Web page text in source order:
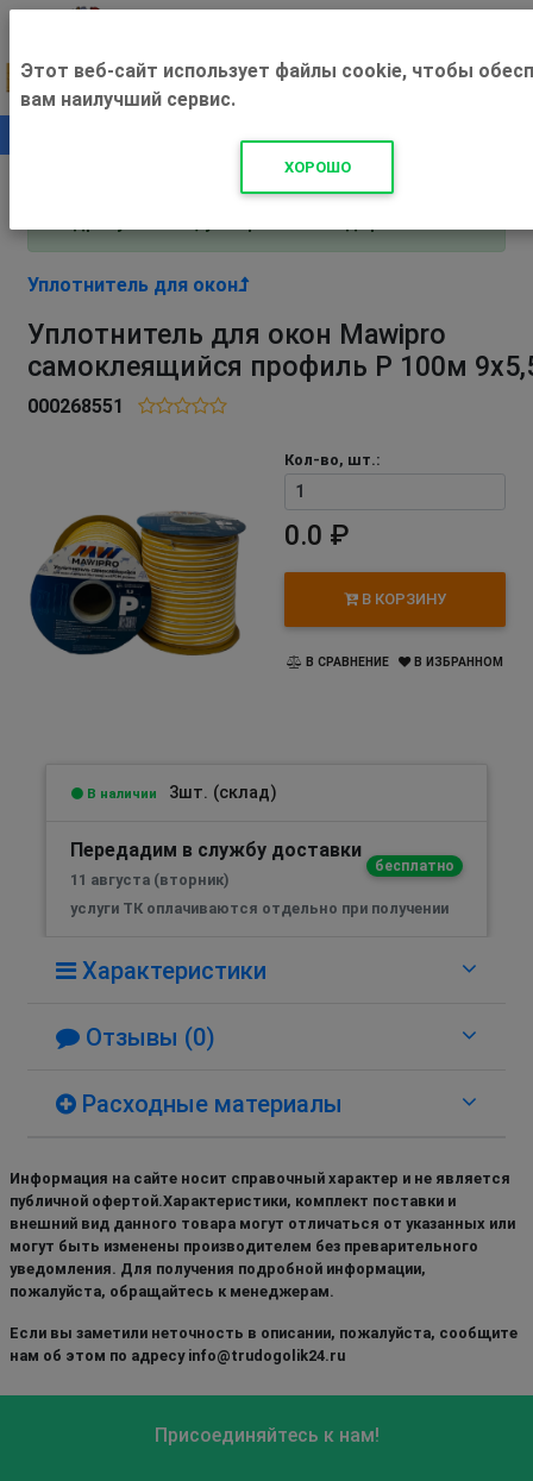
+500 ₽
Внимание! С 3 августа магазин работает по
Уплотнитель для окон
Уплотнитель для окон Mawipro
самоклеящийся профиль Р 100м
000268551
Кол-во, шт.:
0.0 ₽
В КОРЗИНУ
В СРАВНЕНИЕ В ИЗБРАННОМ
В наличии 3шт. (склад)
Передадим в службу доставки
бесплатно
11 августа (вторник)
услуги ТК оплачиваются отдельно при получении
Характеристики
Отзывы (0)
Расходные материалы
Информация на сайте носит справочный характер и не является
публичной офертой.Характеристики, комплект поставки и
внешний вид данного товара могут отличаться от указанных или
могут быть изменены производителем без преварительного
уведомления. Для получения подробной информации,
пожалуйста, обращайтесь к менеджерам.
Если вы заметили неточность в описании, пожалуйста, сообщите
нам об этом по адресу info@trudogolik24.ru
Присоединяйтесь к нам!
Этот веб-сайт использует файлы cookie, чтобы
вам наилучший сервис.
ХОРОШО